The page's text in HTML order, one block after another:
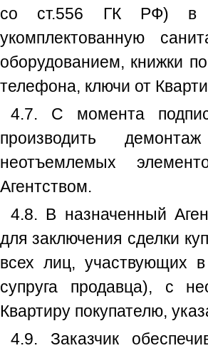
со ст.556 ГК РФ) в
укомплектованную
оборудованием, книжки
телефона, ключи от
4.7. С момента
производить
неотъемлемых
Агентством.
4.8. В назначенный
для заключения сделки
всех лиц, участвующих
супруга продавца), с
Квартиру покупателю,
4.9. Заказчик